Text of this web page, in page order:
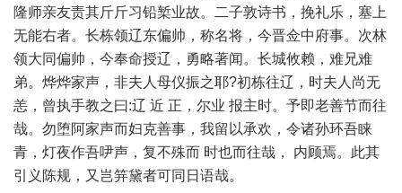
隆师亲友责其斤斤习铅椠业故。二子敦诗书，挽礼乐，塞上
无能右者。长栋领辽东偏帅，称名将，今晋佥中府事。次林
领大同偏帅，今奉命授辽，勇略著闻。长城攸赖，难兄难
弟。烨烨家声，非夫人母仪振之耶?初栋往辽，时夫人尚无
恙，曾执手教之曰:辽 近 正，尔业 报主时。予即老善节而往
哉。勿堕阿家声而妇克善事，我留以承欢，令诸孙环吾睐
青，灯夜作吾吚声，复不殊而 时也而往哉， 内顾焉。此其
引义陈规，又岂笄黛者可同日语哉。